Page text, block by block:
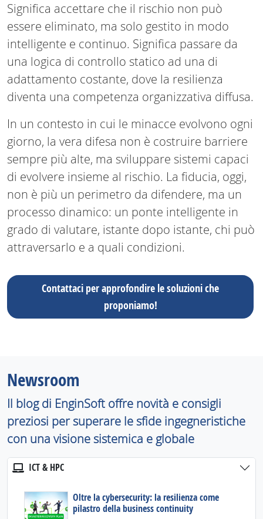
Significa accettare che il rischio non può
essere eliminato, ma solo gestito in modo
intelligente e continuo. Significa passare da
una logica di controllo statico ad una di
adattamento costante, dove la resilienza
diventa una competenza organizzativa diffusa.
In un contesto in cui le minacce evolvono ogni
giorno, la vera difesa non è costruire barriere
sempre più alte, ma sviluppare sistemi capaci
di evolvere insieme al rischio. La fiducia, oggi,
non è più un perimetro da difendere, ma un
processo dinamico: un ponte intelligente in
grado di valutare, istante dopo istante, chi può
attraversarlo e a quali condizioni.
Contattaci per approfondire le soluzioni che
proponiamo!
Newsroom
Il blog di EnginSoft offre novità e consigli
preziosi per superare le sfide ingegneristiche
con una visione sistemica e globale
ICT & HPC
Oltre la cybersecurity: la resilienza come
pilastro della business continuity